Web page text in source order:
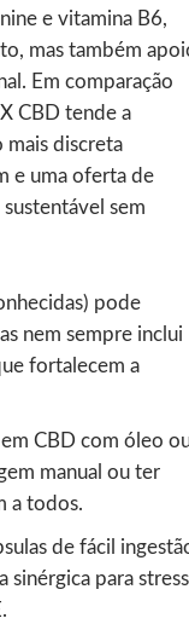
e vitamina B6,
mas também
Em comparação
CBD tende a
mais discreta
e uma oferta de
sem
pode
nem sempre inclui
fortalecem a
CBD com óleo
manual ou ter
a todos.
de fácil
sinérgica para stress